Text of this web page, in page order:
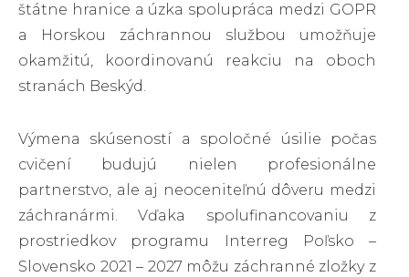
štátne hranice a úzka spolupráca medzi GOPR
a Horskou záchrannou službou umožňuje
okamžitú, koordinovanú reakciu na oboch
stranách Beskýd.
Výmena skúseností a spoločné úsilie počas
cvičení budujú nielen profesionálne
partnerstvo, ale aj neoceniteľnú dôveru medzi
záchranármi. Vďaka spolufinancovaniu z
prostriedkov programu Interreg Poľsko –
Slovensko 2021 – 2027 môžu záchranné zložky z